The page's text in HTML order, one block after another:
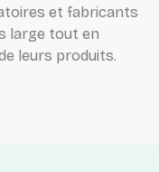
et fabricants
large tout en
leurs produits.